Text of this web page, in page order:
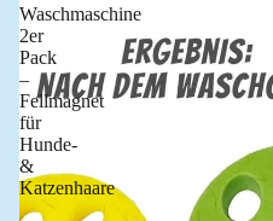
Waschmaschine
2er
Pack
–
Fellmagnet
für
Hunde-
&
Katzenhaare